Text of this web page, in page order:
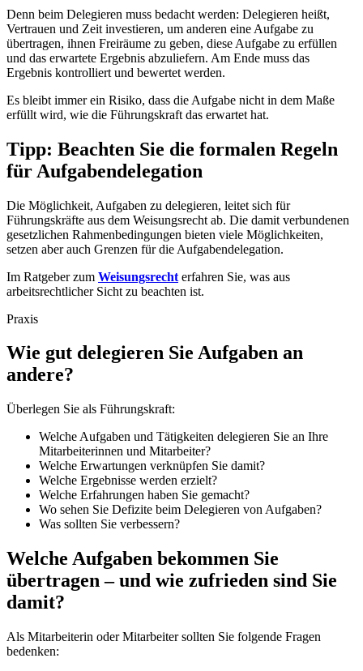
Denn beim Delegieren muss bedacht werden: Delegieren heißt,
Vertrauen und Zeit investieren, um anderen eine Aufgabe zu
übertragen, ihnen Freiräume zu geben, diese Aufgabe zu erfüllen
und das erwartete Ergebnis abzuliefern. Am Ende muss das
Ergebnis kontrolliert und bewertet werden.
Es bleibt immer ein Risiko, dass die Aufgabe nicht in dem Maße
erfüllt wird, wie die Führungskraft das erwartet hat.
Tipp: Beachten Sie die formalen Regeln
für Aufgabendelegation
Die Möglichkeit, Aufgaben zu delegieren, leitet sich für
Führungskräfte aus dem Weisungsrecht ab. Die damit verbundenen
gesetzlichen Rahmenbedingungen bieten viele Möglichkeiten,
setzen aber auch Grenzen für die Aufgabendelegation.
Im Ratgeber zum Weisungsrecht erfahren Sie, was aus
arbeitsrechtlicher Sicht zu beachten ist.
Praxis
Wie gut delegieren Sie Aufgaben an
andere?
Überlegen Sie als Führungskraft:
Welche Aufgaben und Tätigkeiten delegieren Sie an Ihre
Mitarbeiterinnen und Mitarbeiter?
Welche Erwartungen verknüpfen Sie damit?
Welche Ergebnisse werden erzielt?
Welche Erfahrungen haben Sie gemacht?
Wo sehen Sie Defizite beim Delegieren von Aufgaben?
Was sollten Sie verbessern?
Welche Aufgaben bekommen Sie
übertragen – und wie zufrieden sind Sie
damit?
Als Mitarbeiterin oder Mitarbeiter sollten Sie folgende Fragen
bedenken: